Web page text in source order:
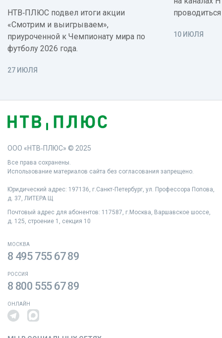
НТВ‑ПЛЮС подвел итоги акции
«Смотрим и выигрываем»,
приуроченной к Чемпионату мира по
футболу 2026 года.
27 ИЮЛЯ
10 ИЮЛЯ
ООО «НТВ‑ПЛЮС» © 2025
Все права сохранены.
Использование материалов сайта без согласования запрещено.
Юридический адрес: 197136, г.Санкт‑Петербург, ул. Профессора Попова,
д. 37, ЛИТЕРА Щ
Почтовый адрес для абонентов: 117587, г.Москва, Варшавское шоссе,
д. 125, строение 1, секция 10
МОСКВА
8 495 755 67 89
РОССИЯ
8 800 555 67 89
ОНЛАЙН